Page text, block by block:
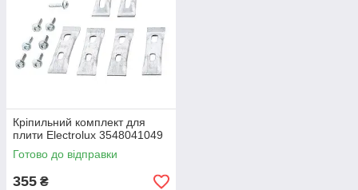
Кріпильний комплект для
плити Electrolux 3548041049
Готово до відправки
355 ₴